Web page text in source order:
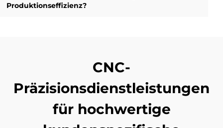
Produktionseffizienz?
CNC-
Präzisionsdienstleistungen
für hochwertige